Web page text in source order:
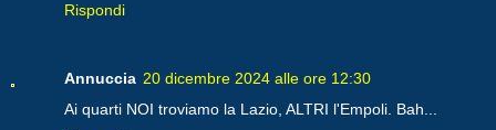
Rispondi
Annuccia 20 dicembre 2024 alle ore 12:30
Ai quarti NOI troviamo la Lazio, ALTRI l'Empoli. Bah...